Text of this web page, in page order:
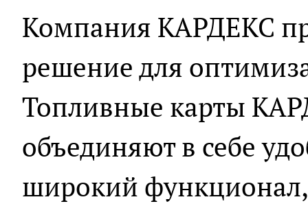
Компания КАРДЕКС
решение для
Топливные карты
объединяют в себе
широкий функционал,